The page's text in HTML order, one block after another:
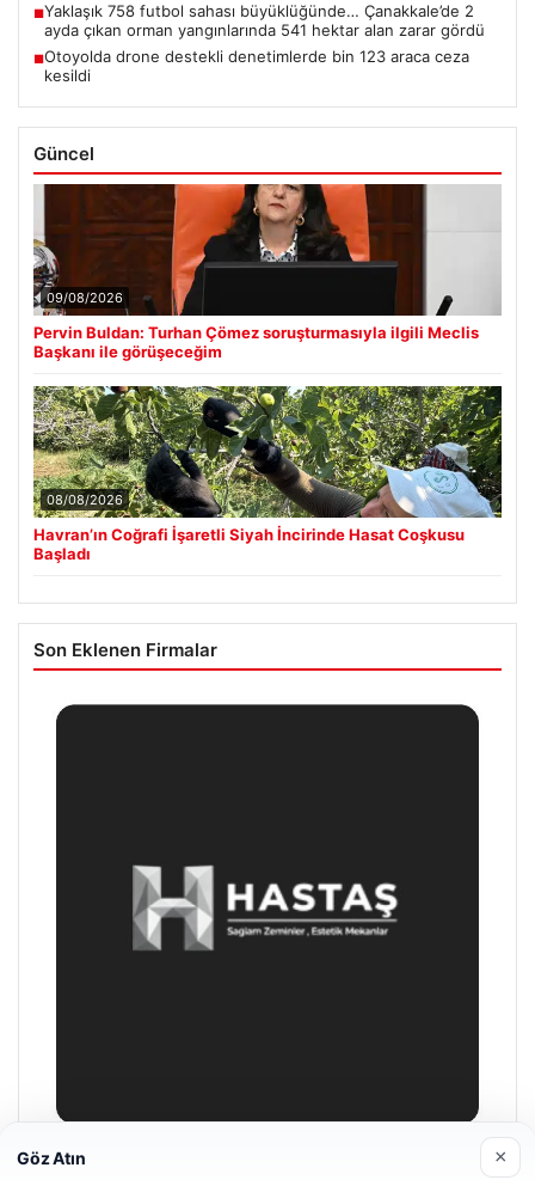
■Yaklaşık 758 futbol sahası büyüklüğünde… Çanakkale’de 2
ayda çıkan orman yangınlarında 541 hektar alan zarar gördü
■Otoyolda drone destekli denetimlerde bin 123 araca ceza
kesildi
Güncel
09/08/2026
Pervin Buldan: Turhan Çömez soruşturmasıyla ilgili Meclis
Başkanı ile görüşeceğim
08/08/2026
Havran’ın Coğrafi İşaretli Siyah İncirinde Hasat Coşkusu
Başladı
Son Eklenen Firmalar
Göz Atın ×